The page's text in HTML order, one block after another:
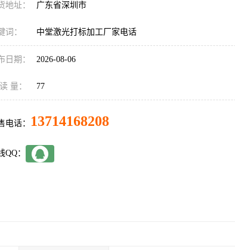
地址： 广东省深圳市
词： 中堂激光打标加工厂家电话
日期： 2026-08-06
量： 77
电话： 13714168208
QQ：